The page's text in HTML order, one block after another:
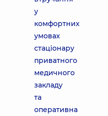
у
комфортних
умовах
стаціонару
приватного
медичного
закладу
та
оперативна